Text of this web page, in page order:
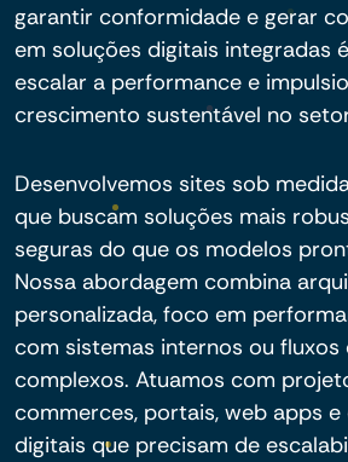
garantir conformidade e gerar
em soluções digitais integradas
escalar a performance e
crescimento sustentável no
Desenvolvemos sites sob
que buscam soluções mais
seguras do que os modelos
Nossa abordagem combina
personalizada, foco em
com sistemas internos ou fluxos
complexos. Atuamos com
commerces, portais, web apps
digitais que precisam de